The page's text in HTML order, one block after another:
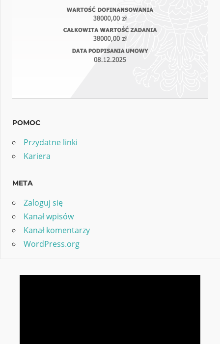
POMOC
Przydatne linki
Kariera
META
Zaloguj się
Kanał wpisów
Kanał komentarzy
WordPress.org